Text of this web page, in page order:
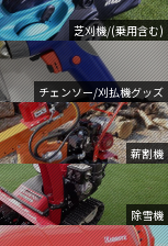
芝刈機/(乗用含む)
チェンソー/刈払機グッズ
薪割機
除雪機